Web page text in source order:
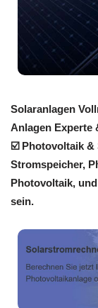
Solaranlagen
Anlagen
☑️ Photovoltaik &
Stromspeicher,
Photovoltaik,
sein.